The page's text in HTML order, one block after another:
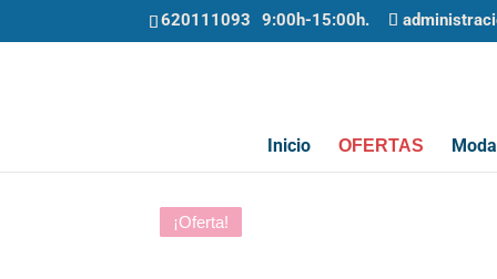
620111093
Inicio OFERTAS
¡Oferta!
¡Oferta!
¡Oferta!
¡Oferta!
¡Oferta!
¡Oferta!
¡Oferta!